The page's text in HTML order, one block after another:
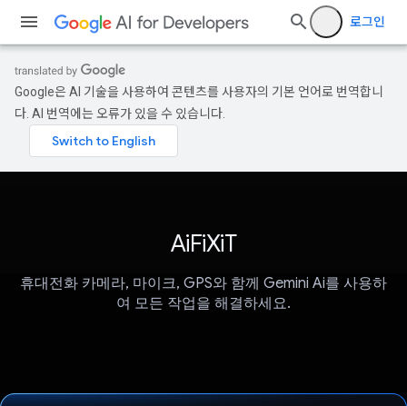
로그인
Google은 AI 기술을 사용하여 콘텐츠를 사용자의 기본 언어로 번역합니
다. AI 번역에는 오류가 있을 수 있습니다.
AiFiXiT
휴대전화 카메라, 마이크, GPS와 함께 Gemini Ai를 사용하
여 모든 작업을 해결하세요.